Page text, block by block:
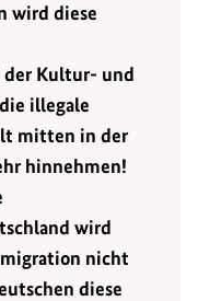
wird diese
der Kultur- und
illegale
mitten in der
hinnehmen!
wird
nicht
diese